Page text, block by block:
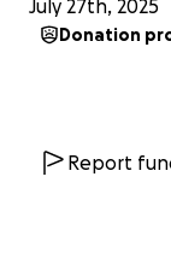
July 27th, 2025
Donation
Report